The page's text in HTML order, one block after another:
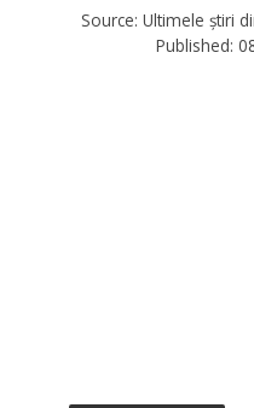
Source: Ultimele știri
Published: